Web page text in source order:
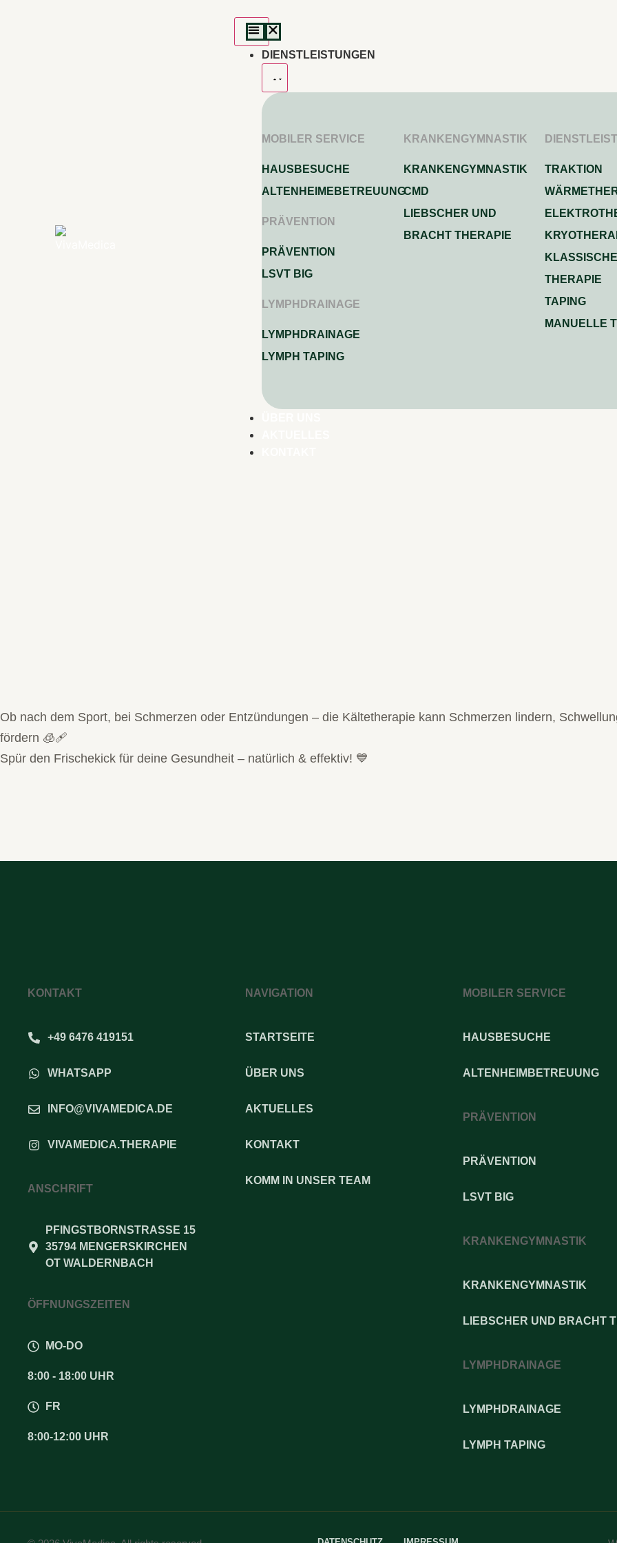
DIENSTLEISTUNGEN
MOBILER SERVICE
HAUSBESUCHE
ALTENHEIMEBETREUUNG
PRÄVENTION
PRÄVENTION
LSVT BIG
LYMPHDRAINAGE
LYMPHDRAINAGE
LYMPH TAPING
KRANKENGYMNASTIK
KRANKENGYMNASTIK
CMD
LIEBSCHER UND
BRACHT THERAPIE
TRAKTION
THERAPIE
TAPING
MANUELLE
Ob nach dem Sport, bei Schmerzen oder Entzündungen – die Kältetherapie kann Schmerzen lindern,
fördern 🧊🩹
Spür den Frischekick für deine Gesundheit – natürlich & effektiv! 💙
KONTAKT
+49 6476 419151
WHATSAPP
INFO@VIVAMEDICA.DE
VIVAMEDICA.THERAPIE
ANSCHRIFT
PFINGSTBORNSTRASSE 15
35794 MENGERSKIRCHEN
OT WALDERNBACH
ÖFFNUNGSZEITEN
MO-DO
8:00 - 18:00 UHR
FR
8:00-12:00 UHR
NAVIGATION
STARTSEITE
ÜBER UNS
AKTUELLES
KONTAKT
KOMM IN UNSER TEAM
MOBILER SERVICE
HAUSBESUCHE
ALTENHEIMBETREUUNG
PRÄVENTION
PRÄVENTION
LSVT BIG
KRANKENGYMNASTIK
KRANKENGYMNASTIK
LIEBSCHER UND BRACHT
LYMPHDRAINAGE
LYMPHDRAINAGE
LYMPH TAPING